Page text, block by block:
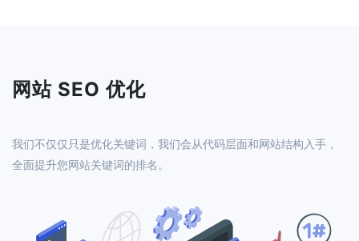
网站 SEO 优化
我们不仅仅只是优化关键词，我们会从代码层面和网站结构入手，
全面提升您网站关键词的排名。